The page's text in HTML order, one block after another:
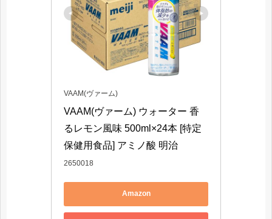
VAAM(ヴァーム)
VAAM(ヴァーム) ウォーター 香
るレモン風味 500ml×24本 [特定
保健用食品] アミノ酸 明治
2650018
Amazon